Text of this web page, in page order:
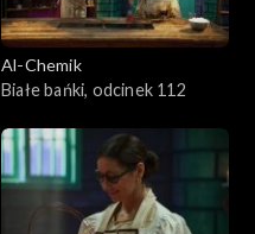
Al-Chemik
Białe bańki, odcinek 112